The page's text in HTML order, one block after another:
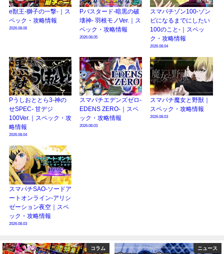
e獣王-獅子の一撃-｜ス
ペック・攻略情報
2026.08.06
Pバスタード-暗黒の破
壊神- 羽根モノVer.｜ス
ペック・攻略情報
2026.08.05
スマパチゾン100-ゾン
ビになるまでにしたい
100のこと-｜スペッ
ク・攻略情報
2026.08.04
Pうしおととら3-神の
せSPEC- 甘デジ
100Ver.｜スペック・攻
略情報
2026.08.04
スマパチエデンズゼロ-
EDENS ZERO-｜スペ
ック・攻略情報
2026.08.03
スマパチ魔女と野獣｜
スペック・攻略情報
2026.08.03
スマパチSAO-ソードア
ートオンライン-アリシ
ゼーション夜空｜スペ
ック・攻略情報
2026.08.03
ニュース 演者